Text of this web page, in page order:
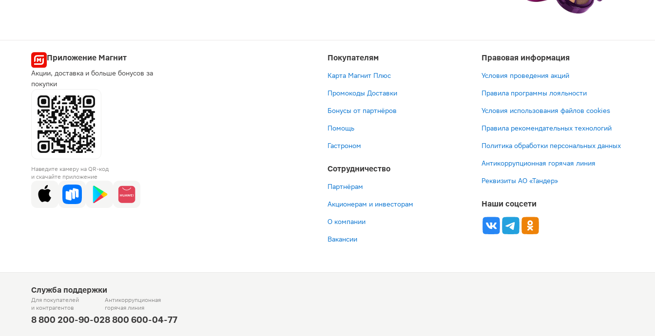
Приложение Магнит
Акции, доставка и больше бонусов за
покупки
Наведите камеру на QR-код
и скачайте приложение
Покупателям
Карта Магнит Плюс
Промокоды Доставки
Бонусы от партнёров
Помощь
Гастроном
Сотрудничество
Партнёрам
Акционерам и инвесторам
О компании
Вакансии
Правовая информация
Условия проведения акций
Правила программы лояльности
Условия использования файлов cookies
Правила рекомендательных технологий
Политика обработки персональных данных
Антикоррупционная горячая линия
Реквизиты АО «Тандер»
Наши соцсети
Служба поддержки
Для покупателей
и контрагентов
8 800 200-90-02
Антикоррупционная
горячая линия
8 800 600-04-77